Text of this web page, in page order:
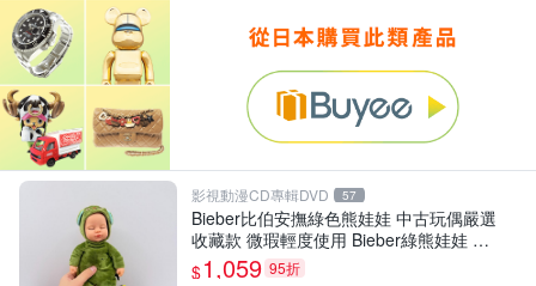
影視動漫CD專輯DVD 57
Bieber比伯安撫綠色熊娃娃 中古玩偶嚴選
收藏款 微瑕輕度使用 Bieber綠熊娃娃 中
古玩偶 微瑕
$1,059 95折